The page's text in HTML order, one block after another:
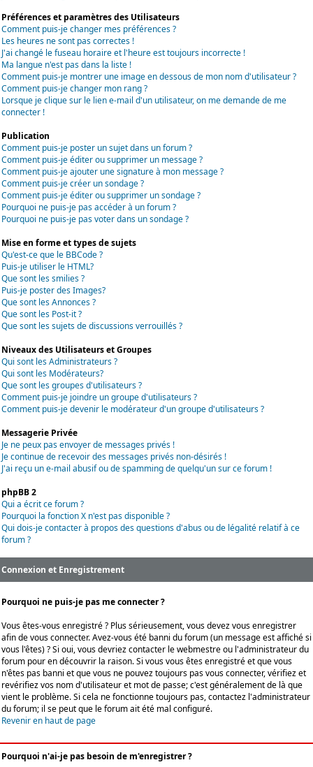
Préférences et paramètres des Utilisateurs
Comment puis-je changer mes préférences ?
Les heures ne sont pas correctes !
J'ai changé le fuseau horaire et l'heure est toujours incorrecte !
Ma langue n'est pas dans la liste !
Comment puis-je montrer une image en dessous de mon nom d'utilisateur ?
Comment puis-je changer mon rang ?
Lorsque je clique sur le lien e-mail d'un utilisateur, on me demande de me
connecter !
Publication
Comment puis-je poster un sujet dans un forum ?
Comment puis-je éditer ou supprimer un message ?
Comment puis-je ajouter une signature à mon message ?
Comment puis-je créer un sondage ?
Comment puis-je éditer ou supprimer un sondage ?
Pourquoi ne puis-je pas accéder à un forum ?
Pourquoi ne puis-je pas voter dans un sondage ?
Mise en forme et types de sujets
Qu'est-ce que le BBCode ?
Puis-je utiliser le HTML?
Que sont les smilies ?
Puis-je poster des Images?
Que sont les Annonces ?
Que sont les Post-it ?
Que sont les sujets de discussions verrouillés ?
Niveaux des Utilisateurs et Groupes
Qui sont les Administrateurs ?
Qui sont les Modérateurs?
Que sont les groupes d'utilisateurs ?
Comment puis-je joindre un groupe d'utilisateurs ?
Comment puis-je devenir le modérateur d'un groupe d'utilisateurs ?
Messagerie Privée
Je ne peux pas envoyer de messages privés !
Je continue de recevoir des messages privés non-désirés !
J'ai reçu un e-mail abusif ou de spamming de quelqu'un sur ce forum !
phpBB 2
Qui a écrit ce forum ?
Pourquoi la fonction X n'est pas disponible ?
Qui dois-je contacter à propos des questions d'abus ou de légalité relatif à ce
forum ?
Connexion et Enregistrement
Pourquoi ne puis-je pas me connecter ?
Vous êtes-vous enregistré ? Plus sérieusement, vous devez vous enregistrer
afin de vous connecter. Avez-vous été banni du forum (un message est affiché si
vous l'êtes) ? Si oui, vous devriez contacter le webmestre ou l'administrateur du
forum pour en découvrir la raison. Si vous vous êtes enregistré et que vous
n'êtes pas banni et que vous ne pouvez toujours pas vous connecter, vérifiez et
revérifiez vos nom d'utilisateur et mot de passe; c'est généralement de là que
vient le problème. Si cela ne fonctionne toujours pas, contactez l'administrateur
du forum; il se peut que le forum ait été mal configuré.
Revenir en haut de page
Pourquoi n'ai-je pas besoin de m'enregistrer ?